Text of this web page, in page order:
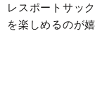
レスポートサッ
を楽しめるのが